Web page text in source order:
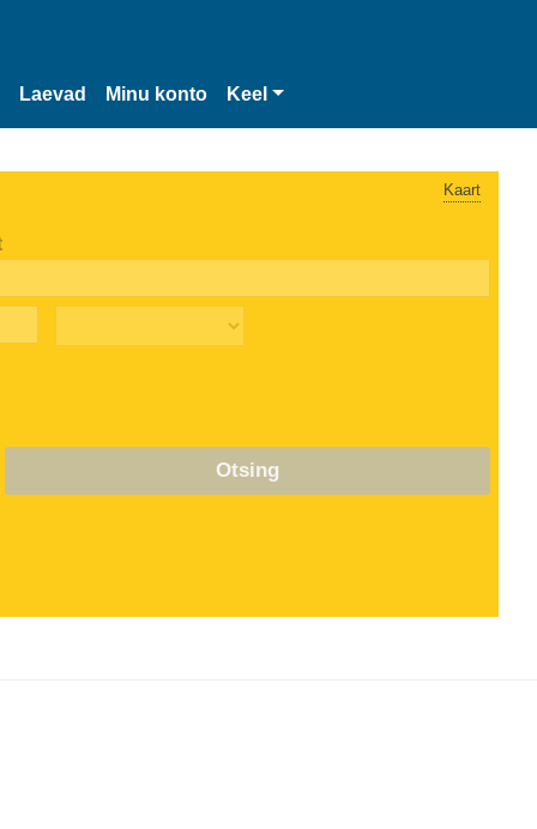
Laevad Minu konto Keel
Kaart
Otsing